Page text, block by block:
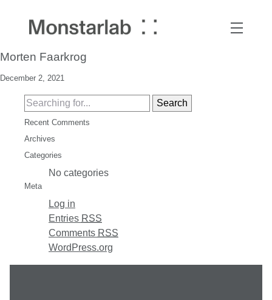
Morten Faarkrog
December 2, 2021
Recent Comments
Archives
Categories
No categories
Meta
Log in
Entries RSS
Comments RSS
WordPress.org